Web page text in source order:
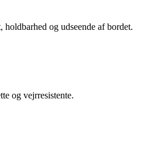
og udseende af bordet.
og vejrresistente.